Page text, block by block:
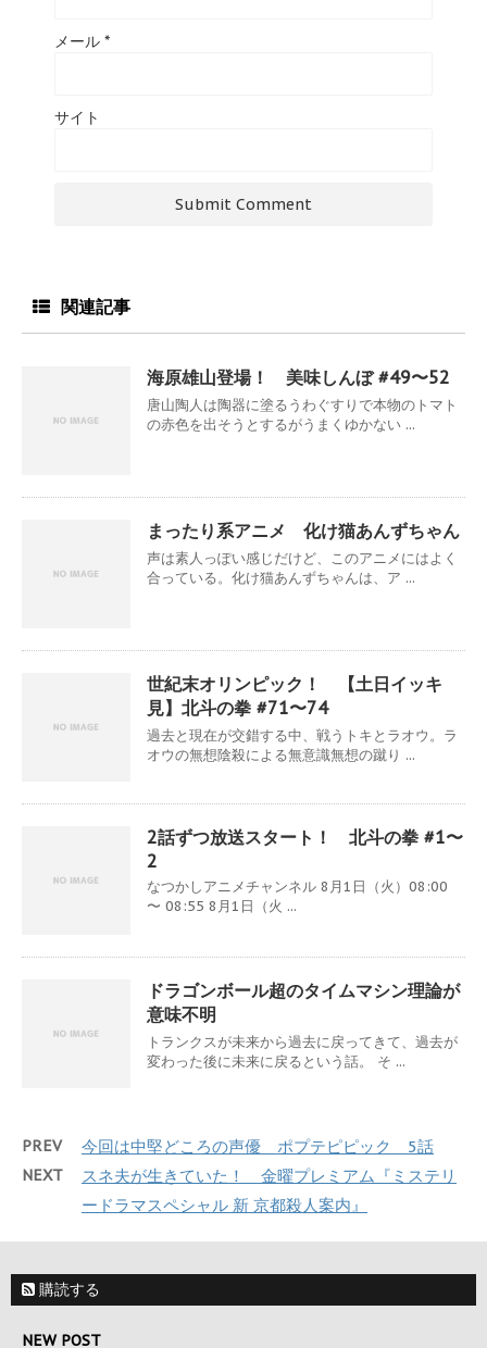
メール *
サイト
関連記事
海原雄山登場！ 美味しんぼ #49〜52
唐山陶人は陶器に塗るうわぐすりで本物のトマト
の赤色を出そうとするがうまくゆかない ...
まったり系アニメ 化け猫あんずちゃん
声は素人っぽい感じだけど、このアニメにはよく
合っている。化け猫あんずちゃんは、ア ...
世紀末オリンピック！ 【土日イッキ
見】北斗の拳 #71〜74
過去と現在が交錯する中、戦うトキとラオウ。ラ
オウの無想陰殺による無意識無想の蹴り ...
2話ずつ放送スタート！ 北斗の拳 #1〜
2
なつかしアニメチャンネル 8月1日（火）08:00
〜 08:55 8月1日（火 ...
ドラゴンボール超のタイムマシン理論が
意味不明
トランクスが未来から過去に戻ってきて、過去が
変わった後に未来に戻るという話。 そ ...
PREV 今回は中堅どころの声優 ポプテピピック 5話
NEXT
スネ夫が生きていた！ 金曜プレミアム『ミステリ
ードラマスペシャル 新 京都殺人案内』
購読する
NEW POST